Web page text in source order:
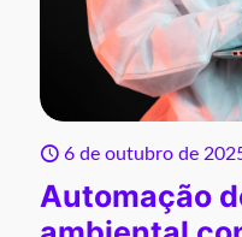
6 de outubro de
Automação